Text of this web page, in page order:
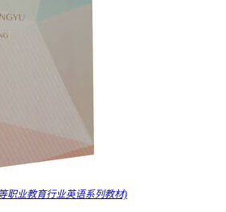
职业教育行业英语系列教材)